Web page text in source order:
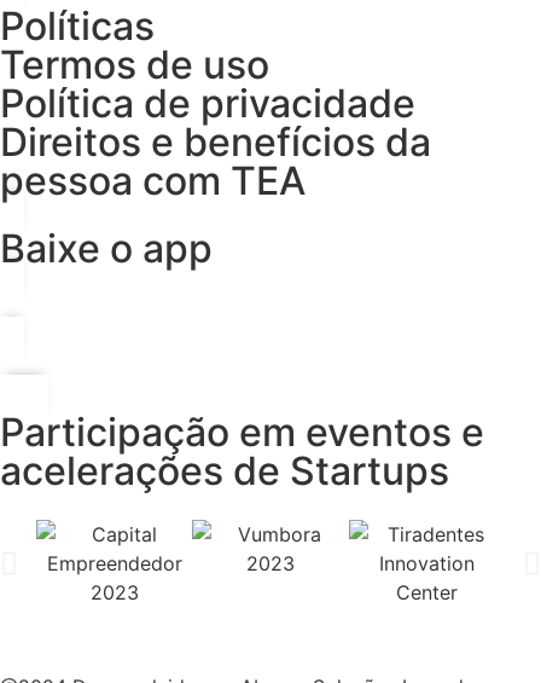
Políticas
Termos de uso
Política de privacidade
Direitos e benefícios da
pessoa com TEA
Baixe o app
Participação em eventos e
acelerações de Startups